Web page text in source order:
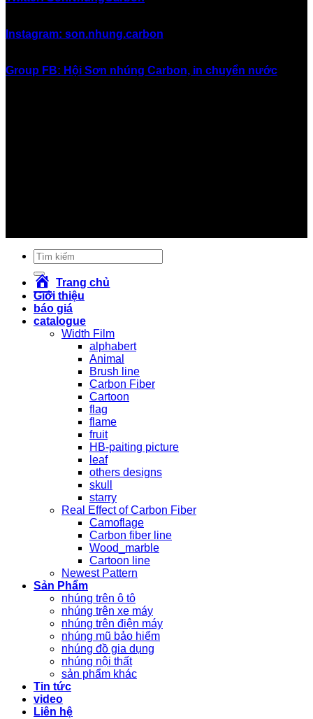
Instagram: son.nhung.carbon
Group FB: Hội Sơn nhúng Carbon, in chuyển nước
Tìm
kiếm:
Trang chủ
Giới thiệu
báo giá
catalogue
Width Film
alphabert
Animal
Brush line
Carbon Fiber
Cartoon
flag
flame
fruit
HB-paiting picture
leaf
others designs
skull
starry
Real Effect of Carbon Fiber
Camoflage
Carbon fiber line
Wood_marble
Cartoon line
Newest Pattern
Sản Phẩm
nhúng trên ô tô
nhúng trên xe máy
nhúng trên điện máy
nhúng mũ bảo hiểm
nhúng đồ gia dụng
nhúng nội thất
sản phẩm khác
Tin tức
video
Liên hệ